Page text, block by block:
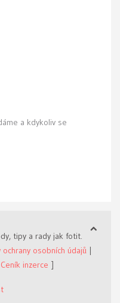
a kdykoliv se
tipy a rady jak fotit.
ochrany osobních údajů|
Ceník inzerce ]